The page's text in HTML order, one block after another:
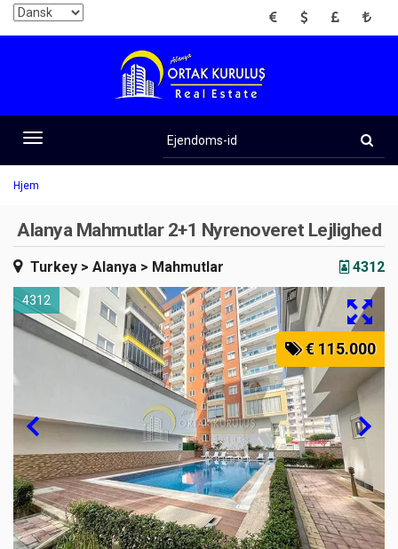
EUR USD GBP TRY
Toggle
navigation
id
Hjem
Alanya Mahmutlar 2+1 Nyrenoveret Lejlighed
Turkey > Alanya > Mahmutlar 4312
4312
€ 115.000